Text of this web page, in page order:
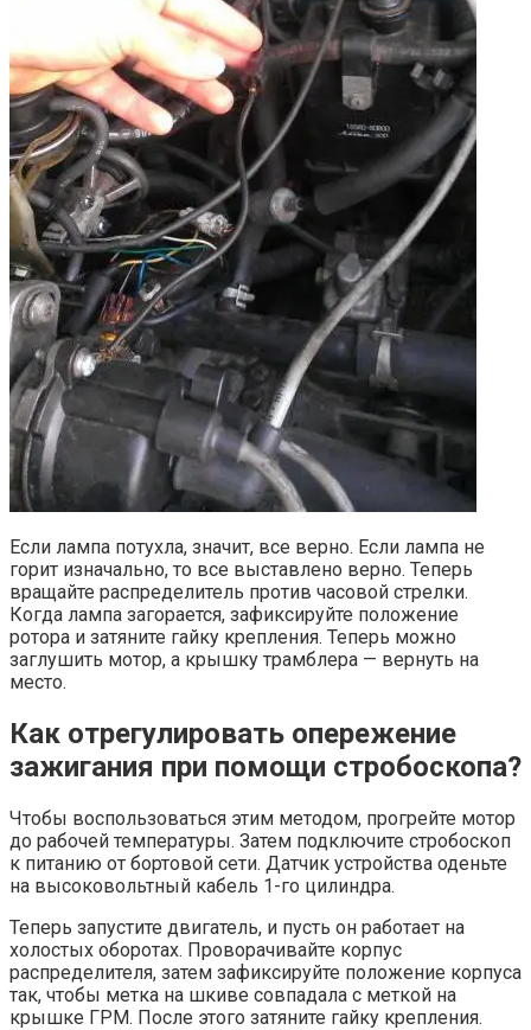
Если лампа потухла, значит, все верно. Если лампа не
горит изначально, то все выставлено верно. Теперь
вращайте распределитель против часовой стрелки.
Когда лампа загорается, зафиксируйте положение
ротора и затяните гайку крепления. Теперь можно
заглушить мотор, а крышку трамблера — вернуть на
место.
Как отрегулировать опережение
зажигания при помощи стробоскопа?
Чтобы воспользоваться этим методом, прогрейте мотор
до рабочей температуры. Затем подключите стробоскоп
к питанию от бортовой сети. Датчик устройства оденьте
на высоковольтный кабель 1-го цилиндра.
Теперь запустите двигатель, и пусть он работает на
холостых оборотах. Проворачивайте корпус
распределителя, затем зафиксируйте положение корпуса
так, чтобы метка на шкиве совпадала с меткой на
крышке ГРМ. После этого затяните гайку крепления.